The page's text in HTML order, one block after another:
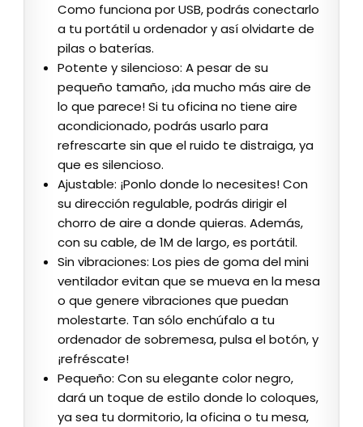
Como funciona por USB, podrás conectarlo
a tu portátil u ordenador y así olvidarte de
pilas o baterías.
Potente y silencioso: A pesar de su
pequeño tamaño, ¡da mucho más aire de
lo que parece! Si tu oficina no tiene aire
acondicionado, podrás usarlo para
refrescarte sin que el ruido te distraiga, ya
que es silencioso.
Ajustable: ¡Ponlo donde lo necesites! Con
su dirección regulable, podrás dirigir el
chorro de aire a donde quieras. Además,
con su cable, de 1M de largo, es portátil.
Sin vibraciones: Los pies de goma del mini
ventilador evitan que se mueva en la mesa
o que genere vibraciones que puedan
molestarte. Tan sólo enchúfalo a tu
ordenador de sobremesa, pulsa el botón, y
¡refréscate!
Pequeño: Con su elegante color negro,
dará un toque de estilo donde lo coloques,
ya sea tu dormitorio, la oficina o tu mesa,